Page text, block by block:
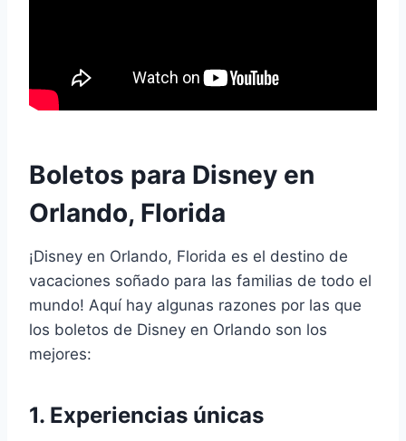
Boletos para Disney en
Orlando, Florida
¡Disney en Orlando, Florida es el destino de
vacaciones soñado para las familias de todo el
mundo! Aquí hay algunas razones por las que
los boletos de Disney en Orlando son los
mejores:
1. Experiencias únicas